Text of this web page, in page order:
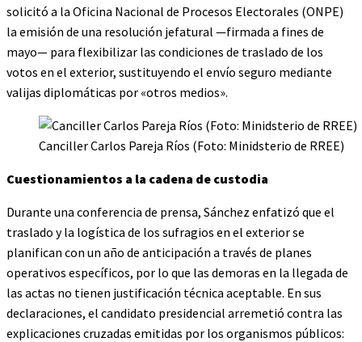
solicitó a la Oficina Nacional de Procesos Electorales (ONPE)
la emisión de una resolución jefatural —firmada a fines de
mayo— para flexibilizar las condiciones de traslado de los
votos en el exterior, sustituyendo el envío seguro mediante
valijas diplomáticas por «otros medios».
Canciller Carlos Pareja Ríos (Foto: Minidsterio de RREE)
Cuestionamientos a la cadena de custodia
Durante una conferencia de prensa, Sánchez enfatizó que el
traslado y la logística de los sufragios en el exterior se
planifican con un año de anticipación a través de planes
operativos específicos, por lo que las demoras en la llegada de
las actas no tienen justificación técnica aceptable. En sus
declaraciones, el candidato presidencial arremetió contra las
explicaciones cruzadas emitidas por los organismos públicos: